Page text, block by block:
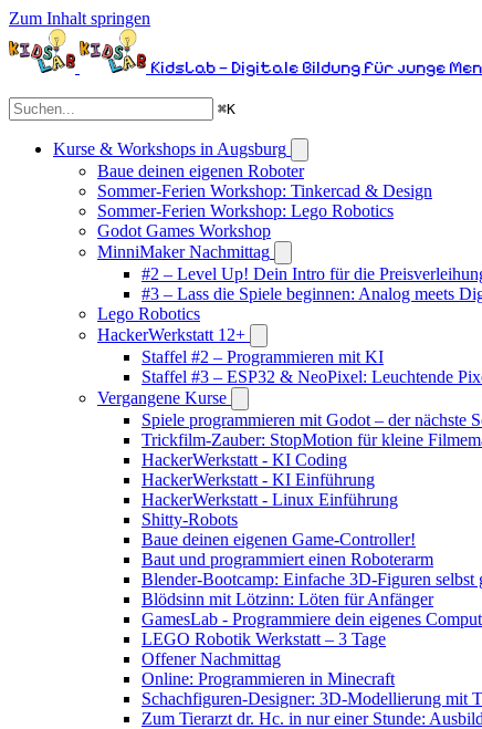
Zum Inhalt springen
KidsLab – Digitale Bildung für junge
⌘K
Kurse & Workshops in Augsburg
Baue deinen eigenen Roboter
Sommer-Ferien Workshop: Tinkercad & Design
Sommer-Ferien Workshop: Lego Robotics
Godot Games Workshop
MinniMaker Nachmittag
#2 – Level Up! Dein Intro für die
#3 – Lass die Spiele beginnen: Analog meets
Lego Robotics
HackerWerkstatt 12+
Staffel #2 – Programmieren mit KI
Staffel #3 – ESP32 & NeoPixel: Leuchtende
Vergangene Kurse
Spiele programmieren mit Godot – der nächste
Trickfilm-Zauber: StopMotion für kleine
HackerWerkstatt - KI Coding
HackerWerkstatt - KI Einführung
HackerWerkstatt - Linux Einführung
Shitty-Robots
Baue deinen eigenen Game-Controller!
Baut und programmiert einen Roboterarm
Blender-Bootcamp: Einfache 3D-Figuren selbst
Blödsinn mit Lötzinn: Löten für Anfänger
GamesLab - Programmiere dein eigenes
LEGO Robotik Werkstatt – 3 Tage
Offener Nachmittag
Online: Programmieren in Minecraft
Schachfiguren-Designer: 3D-Modellierung mit
Zum Tierarzt dr. Hc. in nur einer Stunde: